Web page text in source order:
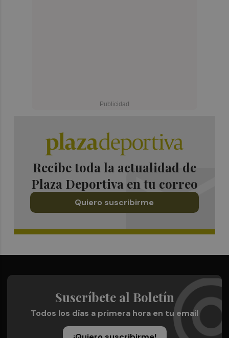
Recibe toda la actualidad de
Plaza Deportiva en tu correo
Quiero suscribirme
Suscríbete al Boletín
Todos los días a primera hora en tu email